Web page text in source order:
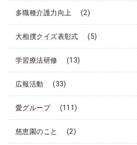
多職種介護力向上 (2)
大相撲クイズ表彰式 (5)
学習療法研修 (13)
広報活動 (33)
愛グループ (111)
慈恵園のこと (2)